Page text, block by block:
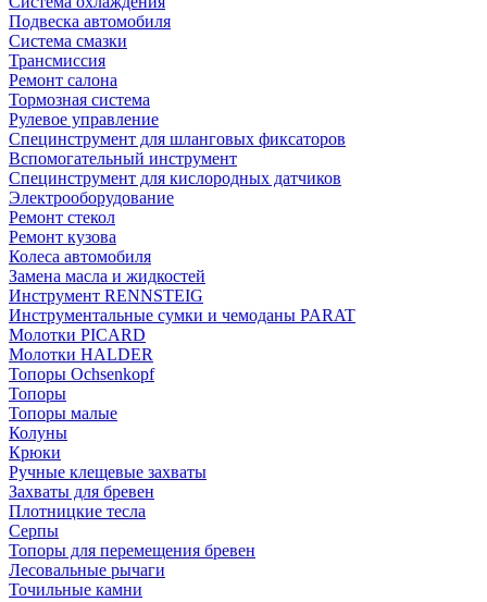
Подвеска автомобиля
Система смазки
Трансмиссия
Ремонт салона
Тормозная система
Рулевое управление
Специнструмент для шланговых фиксаторов
Вспомогательный инструмент
Специнструмент для кислородных датчиков
Электрооборудование
Ремонт стекол
Ремонт кузова
Колеса автомобиля
Замена масла и жидкостей
Инструмент RENNSTEIG
Инструментальные сумки и чемоданы PARAT
Молотки PICARD
Молотки HALDER
Топоры Ochsenkopf
Топоры
Топоры малые
Колуны
Крюки
Ручные клещевые захваты
Захваты для бревен
Плотницкие тесла
Серпы
Топоры для перемещения бревен
Лесовальные рычаги
Точильные камни